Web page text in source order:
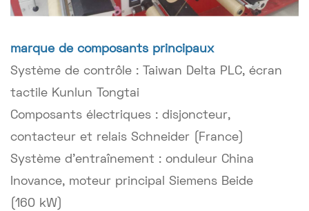
marque de composants principaux
Système de contrôle : Taiwan Delta PLC, écran
tactile Kunlun Tongtai
Composants électriques : disjoncteur,
contacteur et relais Schneider (France)
Système d'entraînement : onduleur China
Inovance, moteur principal Siemens Beide
(160 kW)